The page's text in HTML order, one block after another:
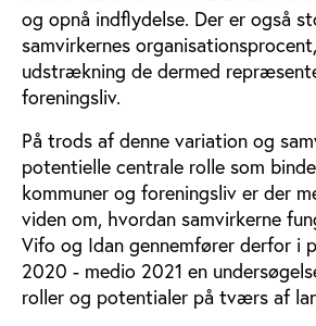
og opnå indflydelse. Der er også
samvirkernes
udstrækning de dermed
foreningsliv.
På trods af denne variation og
potentielle centrale rolle som
kommuner og foreningsliv er der
viden om, hvordan samvirkerne
Vifo og Idan gennemfører derfor i
2020 - medio 2021 en
roller og potentialer på tværs af